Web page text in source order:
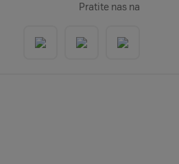
Pratite nas na